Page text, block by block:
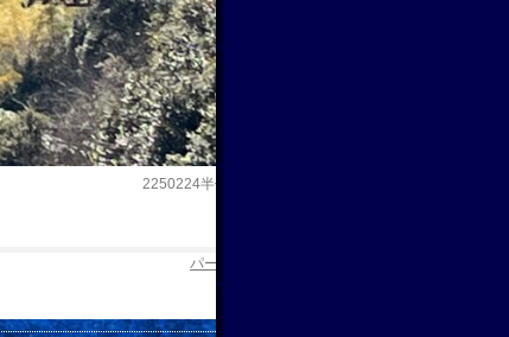
2250224半僧坊２
パーマリンク